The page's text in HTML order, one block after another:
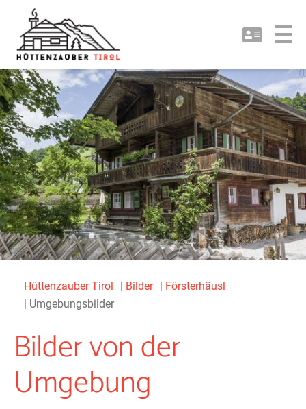
Hüttenzauber Tirol Bilder
Försterhäusl
Umgebungsbilder
Bilder von der
Umgebung